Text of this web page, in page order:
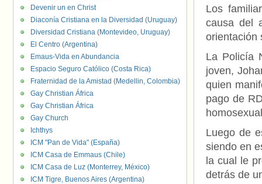
Los
causa del
orientación
La Policía
joven,
quien
pago de
Luego de
siendo en
la cual le
detrás de
Devenir un en Christ
Diaconía Cristiana en la Diversidad (Uruguay)
Diversidad Cristiana (Montevideo, Uruguay)
El Centro (Argentina)
Emaus-Vida en Abundancia
Espacio Seguro Católico (Costa Rica)
Fraternidad de la Amistad (Medellin, Colombia)
Gay Christian África
Gay Christian África
Gay Church
Ichthys
ICM "Pan de Vida" (España)
ICM Casa de Emmaus (Chile)
ICM Casa de Luz (Monterrey, México)
ICM Tigre, Buenos Aires (Argentina)